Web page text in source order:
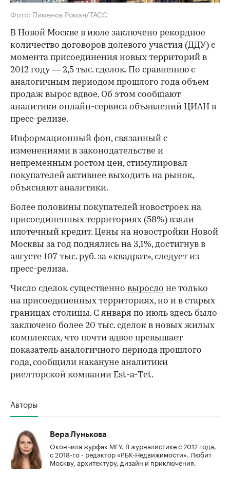
Фото: Пименов Роман/ТАСС
В Новой Москве в июле заключено рекордное
количество договоров долевого участия (ДДУ) с
момента присоединения новых территорий в
2012 году — 2,5 тыс. сделок. По сравнению с
аналогичным периодом прошлого года объем
продаж вырос вдвое. Об этом сообщают
аналитики онлайн-сервиса объявлений ЦИАН в
пресс-релизе.
Информационный фон, связанный с
изменениями в законодательстве и
непременным ростом цен, стимулировал
покупателей активнее выходить на рынок,
объясняют аналитики.
Более половины покупателей новостроек на
присоединенных территориях (58%) взяли
ипотечный кредит. Цены на новостройки Новой
Москвы за год поднялись на 3,1%, достигнув в
августе 107 тыс. руб. за «квадрат», следует из
пресс-релиза.
Число сделок существенно выросло не только
на присоединенных территориях, но и в старых
границах столицы. С января по июль здесь было
заключено более 20 тыс. сделок в новых жилых
комплексах, что почти вдвое превышает
показатель аналогичного периода прошлого
года, сообщили накануне аналитики
риелторской компании Est-a-Тet.
Авторы
Вера Лунькова
Окончила журфак МГУ. В журналистике с 2012 года,
с 2018-го - редактор «РБК-Недвижимости». Любит
Москву, архитектуру, дизайн и приключения.